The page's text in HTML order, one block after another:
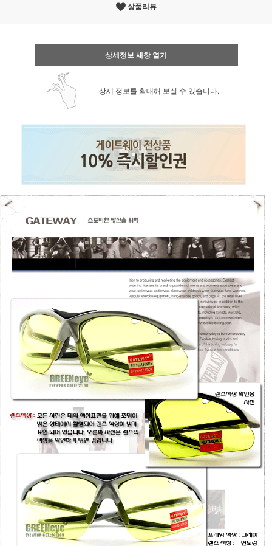
상품리뷰
상세정보 새창 열기
상세 정보를 확대해 보실 수 있습니다.